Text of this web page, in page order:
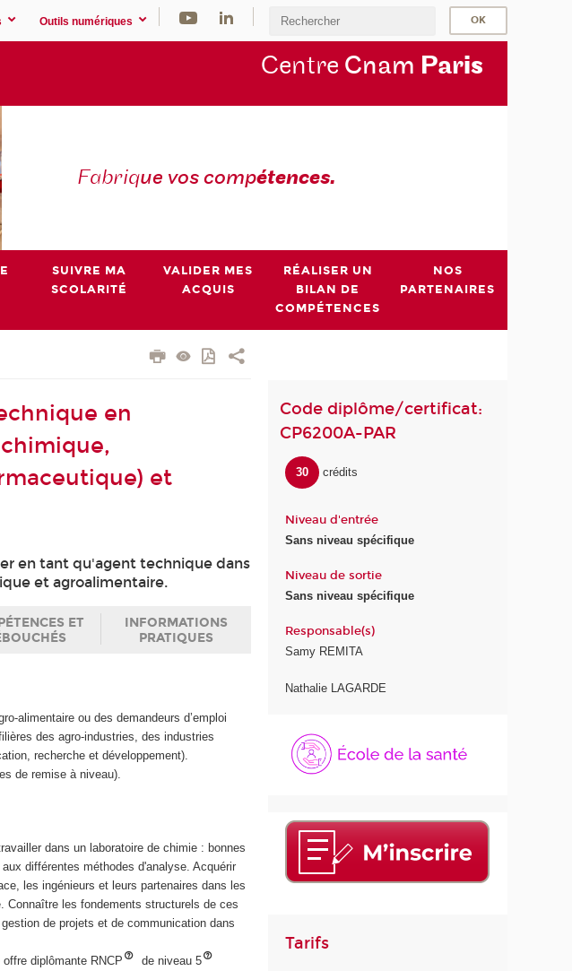
Outils numériques
Centre Cnam Paris
Fabrique vos compétences.
SUIVRE MA
SCOLARITÉ
VALIDER MES
ACQUIS
RÉALISER UN
BILAN DE
COMPÉTENCES
NOS
PARTENAIRES
en
et
en tant qu'agent technique dans
et agroalimentaire.
ET
INFORMATIONS
PRATIQUES
alimentaire ou des demandeurs d’emploi
des agro-industries, des industries
recherche et développement).
de remise à niveau).
dans un laboratoire de chimie : bonnes
différentes méthodes d'analyse. Acquérir
les ingénieurs et leurs partenaires dans les
Connaître les fondements structurels de ces
de projets et de communication dans
diplômante RNCP
de niveau 5
Code diplôme/certificat:
CP6200A-PAR
30 crédits
Niveau d'entrée
Sans niveau spécifique
Niveau de sortie
Sans niveau spécifique
Responsable(s)
Samy REMITA
Nathalie LAGARDE
Tarifs